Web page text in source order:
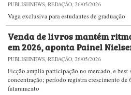
PUBLISHNEWS, REDAÇÃO, 26/05/2026
Vaga exclusiva para estudantes de graduação
Venda de livros mantém
em 2026, aponta Painel
PUBLISHNEWS, REDAÇÃO, 26/05/2026
Ficção amplia participação no mercado, e
concentração; período registra crescimento de
faturamento